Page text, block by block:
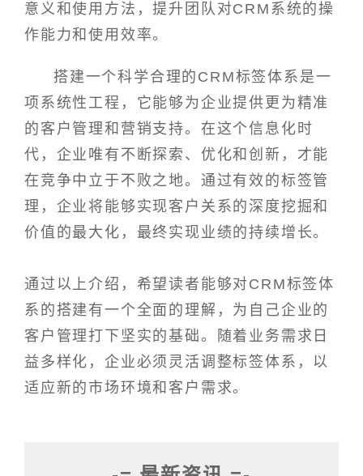
意义和使用方法，提升团队对CRM系统的操
作能力和使用效率。
搭建一个科学合理的CRM标签体系是一
项系统性工程，它能够为企业提供更为精准
的客户管理和营销支持。在这个信息化时
代，企业唯有不断探索、优化和创新，才能
在竞争中立于不败之地。通过有效的标签管
理，企业将能够实现客户关系的深度挖掘和
价值的最大化，最终实现业绩的持续增长。
通过以上介绍，希望读者能够对CRM标签体
系的搭建有一个全面的理解，为自己企业的
客户管理打下坚实的基础。随着业务需求日
益多样化，企业必须灵活调整标签体系，以
适应新的市场环境和客户需求。